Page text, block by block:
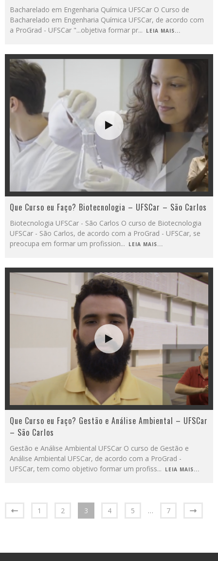
Bacharelado em Engenharia Química UFSCar O Curso de
Bacharelado em Engenharia Química UFSCar, de acordo com
a ProGrad - UFSCar "...objetiva formar pr... LEIA MAIS...
Que Curso eu Faço? Biotecnologia – UFSCar – São Carlos
Biotecnologia UFSCar - São Carlos O curso de Biotecnologia
UFSCar - São Carlos, de acordo com a ProGrad - UFSCar, se
preocupa em formar um profission... LEIA MAIS...
Que Curso eu Faço? Gestão e Análise Ambiental – UFSCar
– São Carlos
Gestão e Análise Ambiental UFSCar O curso de Gestão e
Análise Ambiental UFSCar, de acordo com a ProGrad -
UFSCar, tem como objetivo formar um profiss... LEIA MAIS...
1 2 3 4 5 … 7